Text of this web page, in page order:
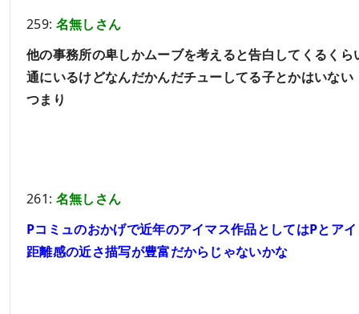
259: 名無しさん
他の事務所の卑しかムーブを考えると告白してくるくら
通にいるけどなんだかんだチューしてる子とかはいない
つまり
261: 名無しさん
Pコミュのおかげで近年のアイマス作品としてはPとア
距離感の近さ描写が豊富だからじゃないかな